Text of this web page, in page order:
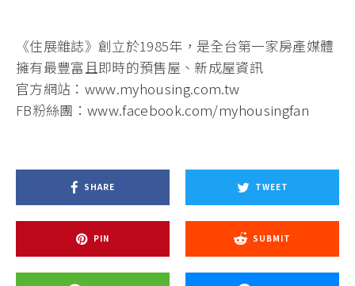
《住展雜誌》創立於1985年，是全台第一家房產媒體
擁有最豐富且即時的預售屋、新成屋資訊
官方網站： www.myhousing.com.tw
FB粉絲團：www.facebook.com/myhousingfan
SHARE TWEET
PIN SUBMIT